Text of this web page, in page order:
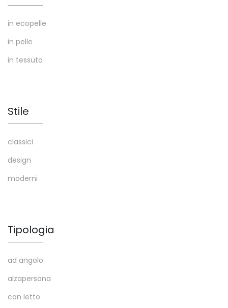
in ecopelle
in pelle
in tessuto
Stile
classici
design
moderni
Tipologia
ad angolo
alzapersona
con letto